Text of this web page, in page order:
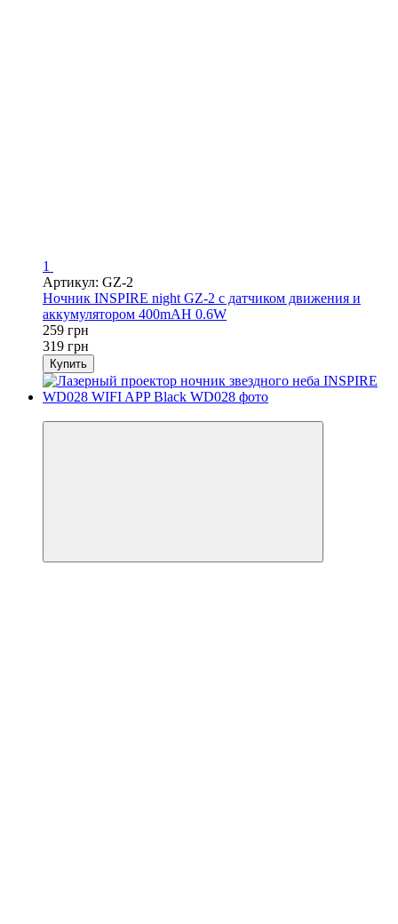
1
Артикул: GZ-2
Ночник INSPIRE night GZ-2 с датчиком движения и
аккумулятором 400mAH 0.6W
259 грн
319 грн
Купить